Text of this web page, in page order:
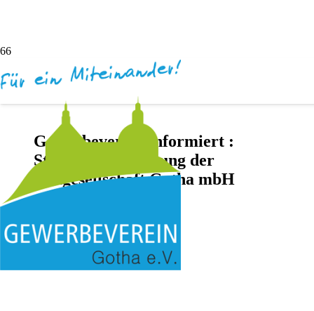
Gewerbeverein informiert :
Stellenausschreibung der
Baugesellschaft Gotha mbH
Keine Kommentare